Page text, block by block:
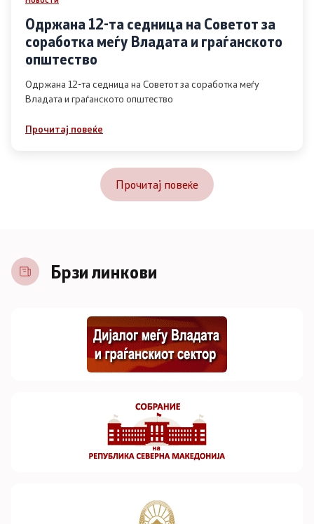
Одржана 12-та седница на Советот за
соработка меѓу Владата и граѓанското
општество
Одржана 12-та седница на Советот за соработка меѓу
Владата и граѓанското општество
Прочитај повеќе
Прочитај повеќе
Брзи линкови